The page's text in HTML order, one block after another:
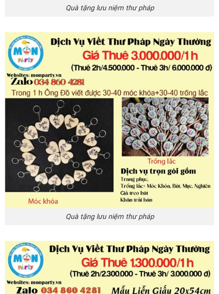
Quà tặng lưu niệm thư pháp
Quà tặng lưu niệm thư pháp